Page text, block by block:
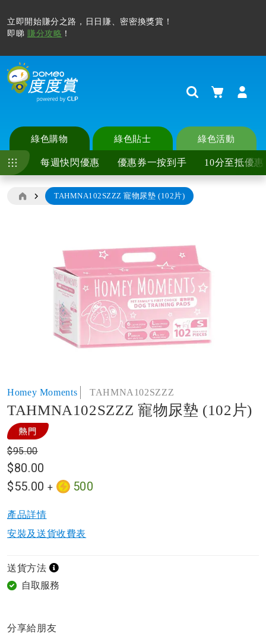
立即開始賺分之路，日日賺、密密換獎賞！
即睇 賺分攻略 ！
Search購物車
綠色購物
每週快閃優惠 優惠券一按到手 10分至抵優惠
綠色貼士 綠色活動
TAHMNA102SZZZ 寵物尿墊 (102片)
to
the
beginning
of
the
gallery
Homey Moments TAHMNA102SZZZ
TAHMNA102SZZZ 寵物尿墊 (102片)
$80.00
$55.00 + 500
$95.00
產品詳情​
安裝及送貨收費表
送貨方法
自取服務
分享給朋友​